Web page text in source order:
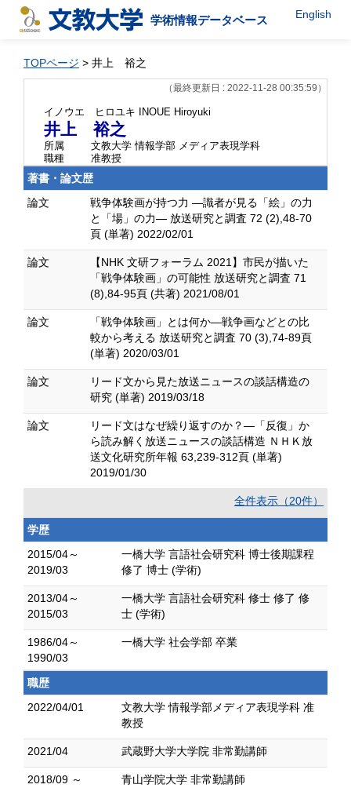
学術情報データベース English
TOPページ > 井上 裕之
（最終更新日 : 2022-11-28 00:35:59）
イノウエ ヒロユキ INOUE Hiroyuki
井上 裕之
所属
文教大学 情報学部 メディア表現学科
職種
准教授
著書・論文歴
論文
戦争体験画が持つ力 ―識者が見る「絵」の力
と「場」の力— 放送研究と調査 72 (2),48-70
頁 (単著) 2022/02/01
論文
【NHK 文研フォーラム 2021】市民が描いた
「戦争体験画」の可能性 放送研究と調査 71
(8),84-95頁 (共著) 2021/08/01
論文
「戦争体験画」とは何か―戦争画などとの比
較から考える 放送研究と調査 70 (3),74-89頁
(単著) 2020/03/01
論文
リード文から見た放送ニュースの談話構造の
研究 (単著) 2019/03/18
論文
リード文はなぜ繰り返すのか？―「反復」か
ら読み解く放送ニュースの談話構造 ＮＨＫ放
送文化研究所年報 63,239-312頁 (単著)
2019/01/30
全件表示（20件）
学歴
2015/04～
2019/03
一橋大学 言語社会研究科 博士後期課程
修了 博士 (学術)
2013/04～
2015/03
一橋大学 言語社会研究科 修士 修了 修
士 (学術)
1986/04～
1990/03
一橋大学 社会学部 卒業
職歴
2022/04/01
文教大学 情報学部メディア表現学科 准
教授
2021/04 武蔵野大学大学院 非常勤講師
2018/09 ～
青山学院大学 非常勤講師